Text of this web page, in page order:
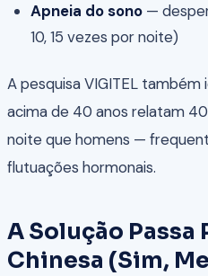
Apneia do sono—
10, 15 vezes por noite)
A pesquisa VIGITEL
acima de 40 anos relatam
noite que homens —
flutuações hormonais.
A Solução Passa
Chinesa (Sim,